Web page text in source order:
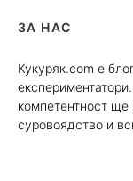
ЗА НАС
Кукуряк.com е
компетентност ще
суровоядство и